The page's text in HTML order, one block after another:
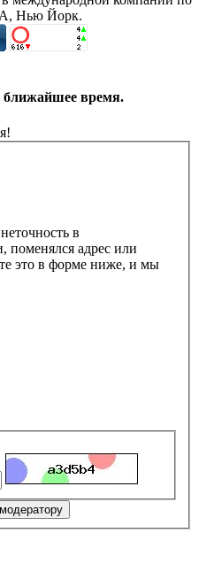
Нью Йорк.
время.
в
поменялся адрес или
это в форме ниже, и мы